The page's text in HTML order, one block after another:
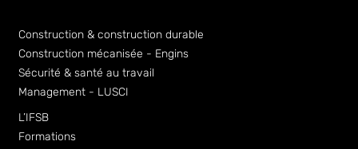
Construction & construction durable
Construction mécanisée - Engins
Sécurité & santé au travail
Management - LUSCI
L’IFSB
Formations